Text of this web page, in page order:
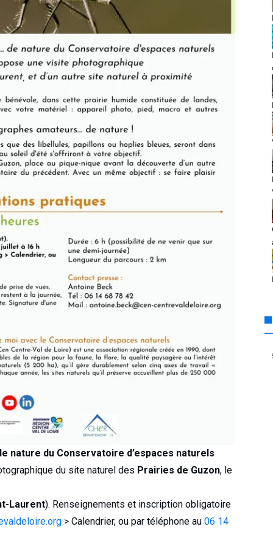
nature du Conservatoire d’espaces naturels
du site naturel des Prairies de Guzon, le
Laurent). Renseignements et inscription obligatoire
> Calendrier, ou par téléphone au 06 14